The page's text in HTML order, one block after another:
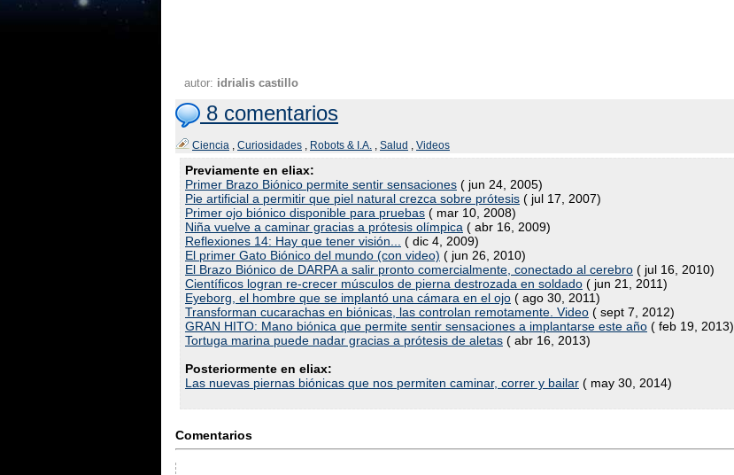
autor: idrialis castillo
8 comentarios
Ciencia , Curiosidades , Robots & I.A. , Salud , Videos
Previamente en eliax:
Primer Brazo Biónico permite sentir sensaciones ( jun 24, 2005)
Pie artificial a permitir que piel natural crezca sobre prótesis ( jul 17, 2007)
Primer ojo biónico disponible para pruebas ( mar 10, 2008)
Niña vuelve a caminar gracias a prótesis olímpica ( abr 16, 2009)
Reflexiones 14: Hay que tener visión...
( dic 4, 2009)
El primer Gato Biónico del mundo (con video) ( jun 26, 2010)
El Brazo Biónico de DARPA a salir pronto comercialmente, conectado al cerebro ( jul 16, 2010)
Científicos logran re-crecer músculos de pierna destrozada en soldado ( jun 21, 2011)
Eyeborg, el hombre que se implantó una cámara en el ojo ( ago 30, 2011)
Transforman cucarachas en biónicas, las controlan remotamente. Video ( sept 7, 2012)
GRAN HITO: Mano biónica que permite sentir sensaciones a implantarse este año ( feb 19, 2013)
Tortuga marina puede nadar gracias a prótesis de aletas ( abr 16, 2013)
Posteriormente en eliax:
Las nuevas piernas biónicas que nos permiten caminar, correr y bailar ( may 30, 2014)
Comentarios